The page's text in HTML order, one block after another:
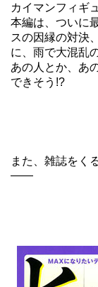
カイマンフィギ
本編は、ついに
スの因縁の対決
に、雨で大混乱
あの人とか、あ
できそう!?
また、雑誌をく
――